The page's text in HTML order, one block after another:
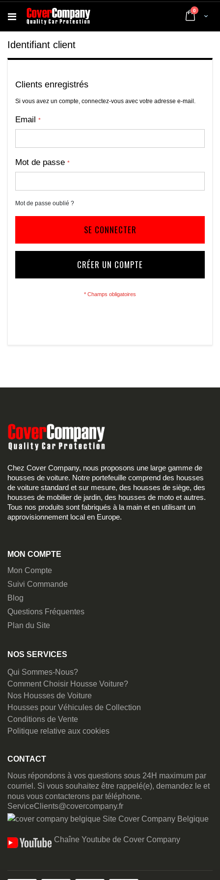
Cart
0 articles
Identifiant client
Clients enregistrés
Si vous avez un compte, connectez-vous avec votre adresse e-mail.
Email
Mot de passe
Mot de passe oublié ?
SE CONNECTER
CRÉER UN COMPTE
Chez Cover Company, nous proposons une large gamme de
housses de voiture. Notre portefeuille comprend des housses
de voiture standard et sur mesure, des housses de siège, des
housses de mobilier de jardin, des housses de moto et autres.
Tous nos produits sont fabriqués à la main et en utilisant un
approvisionnement local en Europe.
MON COMPTE
Mon Compte
Suivi Commande
Blog
Questions Fréquentes
Plan du Site
NOS SERVICES
Qui Sommes-Nous?
Comment Choisir Housse Voiture?
Nos Housses de Voiture
Housses pour Véhicules de Collection
Conditions de Vente
Politique relative aux cookies
CONTACT
Nous répondons à vos questions sous 24H maximum par
courriel. Si vous souhaitez être rappelé(e), demandez le et
nous vous contacterons par téléphone.
ServiceClients@covercompany.fr
Site Cover Company Belgique
Chaîne Youtube de Cover Company